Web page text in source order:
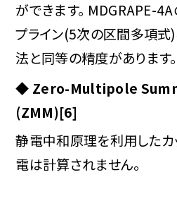
ができます。 MDGRAPE-
プライン(5次の区間多項
法と同等の精度があります。
◆ Zero-Multipole
(ZMM)[6]
静電中和原理を利用したカ
電は計算されません。